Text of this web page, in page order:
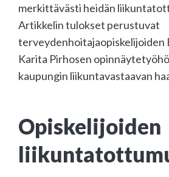
merkittävästi heidän
Artikkelin tulokset perustuvat
terveydenhoitajaopiskelijoiden
Karita Pirhosen
kaupungin liikuntavastaavan
Opiskelijoiden